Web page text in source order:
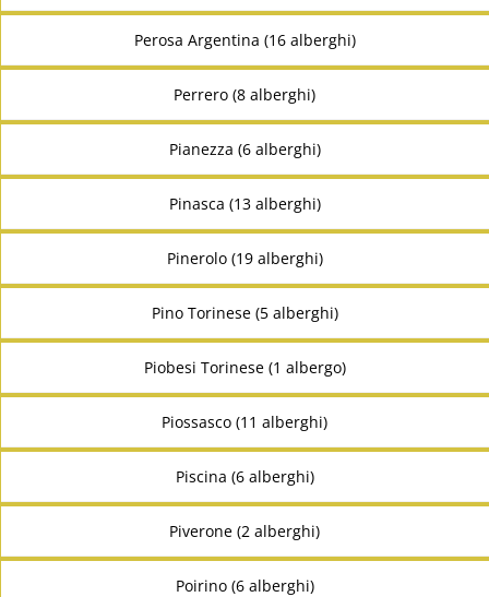
Perosa Argentina (16 alberghi)
Perrero (8 alberghi)
Pianezza (6 alberghi)
Pinasca (13 alberghi)
Pinerolo (19 alberghi)
Pino Torinese (5 alberghi)
Piobesi Torinese (1 albergo)
Piossasco (11 alberghi)
Piscina (6 alberghi)
Piverone (2 alberghi)
Poirino (6 alberghi)